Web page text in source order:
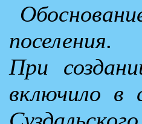
поселения.
При
включило в